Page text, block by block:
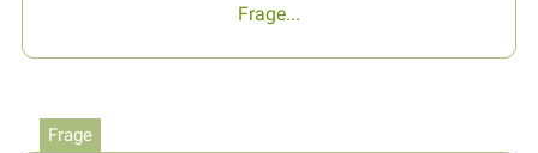
Frage...
Frage